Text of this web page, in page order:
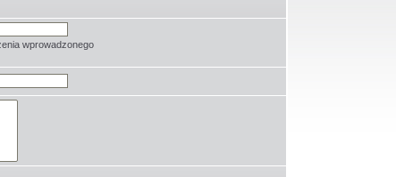
wprowadzonego